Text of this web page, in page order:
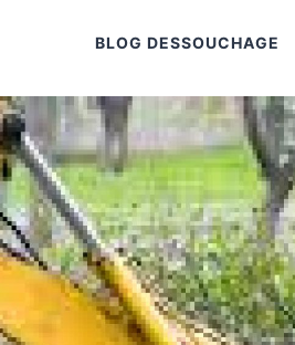
BLOG DESSOUCHAGE